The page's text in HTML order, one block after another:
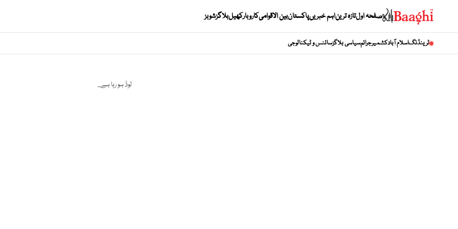
صفحہ اولتازہ تریناہم خبریںپاکستانبین الاقوامیکاروبارکھیلبلاگزشوبز
ٹرینڈنگاسلام آبادکشمیرجرائمسیاسی بلاگزسائنس و ٹیکنالوجی
لوڈ ہو رہا ہے...